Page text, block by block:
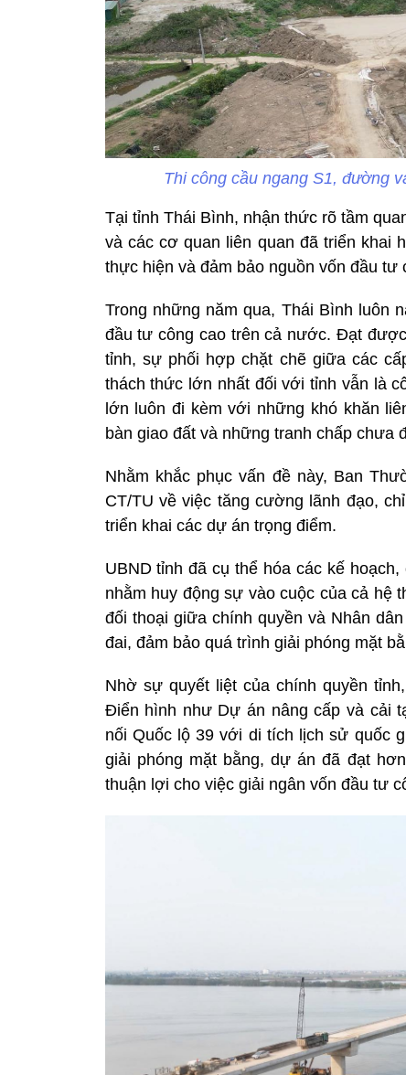
Thi công cầu ngang S1, đường
Tại tỉnh Thái Bình, nhận thức rõ tầm
và các cơ quan liên quan đã triển khai
thực hiện và đảm bảo nguồn vốn đầu
Trong những năm qua, Thái Bình luôn
đầu tư công cao trên cả nước. Đạt
tỉnh, sự phối hợp chặt chẽ giữa các
thách thức lớn nhất đối với tỉnh vẫn là
lớn luôn đi kèm với những khó khăn
bàn giao đất và những tranh chấp
Nhằm khắc phục vấn đề này, Ban
CT/TU về việc tăng cường lãnh đạo,
triển khai các dự án trọng điểm.
UBND tỉnh đã cụ thể hóa các kế
nhằm huy động sự vào cuộc của cả hệ
đối thoại giữa chính quyền và Nhân
đai, đảm bảo quá trình giải phóng mặt
Nhờ sự quyết liệt của chính quyền
Điển hình như Dự án nâng cấp và cải
nối Quốc lộ 39 với di tích lịch sử quốc
giải phóng mặt bằng, dự án đã đạt
thuận lợi cho việc giải ngân vốn đầu tư